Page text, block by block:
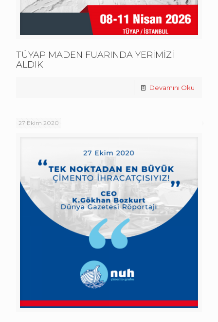
TÜYAP MADEN FUARINDA YERİMİZİ
ALDIK
Devamını Oku
27 Ekim 2020